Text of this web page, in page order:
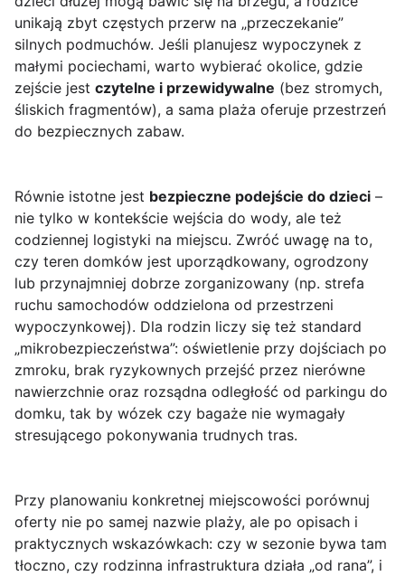
unikają zbyt częstych przerw na „przeczekanie”
silnych podmuchów. Jeśli planujesz wypoczynek z
małymi pociechami, warto wybierać okolice, gdzie
zejście jest czytelne i przewidywalne (bez stromych,
śliskich fragmentów), a sama plaża oferuje przestrzeń
do bezpiecznych zabaw.
Równie istotne jest bezpieczne podejście do dzieci –
nie tylko w kontekście wejścia do wody, ale też
codziennej logistyki na miejscu. Zwróć uwagę na to,
czy teren domków jest uporządkowany, ogrodzony
lub przynajmniej dobrze zorganizowany (np. strefa
ruchu samochodów oddzielona od przestrzeni
wypoczynkowej). Dla rodzin liczy się też standard
„mikrobezpieczeństwa”: oświetlenie przy dojściach po
zmroku, brak ryzykownych przejść przez nierówne
nawierzchnie oraz rozsądna odległość od parkingu do
domku, tak by wózek czy bagaże nie wymagały
stresującego pokonywania trudnych tras.
Przy planowaniu konkretnej miejscowości porównuj
oferty nie po samej nazwie plaży, ale po opisach i
praktycznych wskazówkach: czy w sezonie bywa tam
tłoczno, czy rodzinna infrastruktura działa „od rana”, i